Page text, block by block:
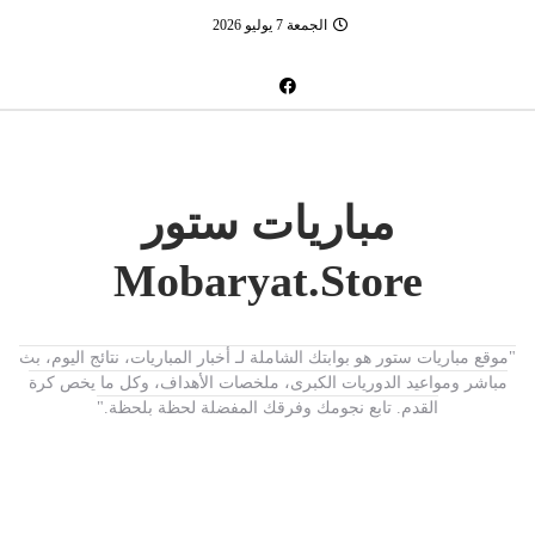
الجمعة 7 يوليو 2026
مباريات ستور
Mobaryat.Store
"موقع مباريات ستور هو بوابتك الشاملة لـ أخبار المباريات، نتائج اليوم، بث
مباشر ومواعيد الدوريات الكبرى، ملخصات الأهداف، وكل ما يخص كرة
القدم. تابع نجومك وفرقك المفضلة لحظة بلحظة."